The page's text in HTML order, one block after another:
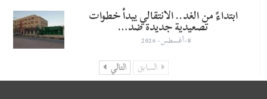
​ابتداءً من الغد.. الانتقالي يبدأ خطوات
تصعيدية جديدة ضد…
8-أغسطس- 2026
السابق التالي